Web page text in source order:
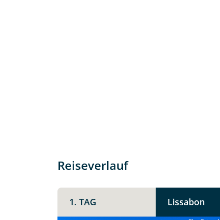
Reiseverlauf
1. TAG Lissabon
Herzlichen Dank für Ihre
mit. Wir prüfen die Verfügbarkeit
Persönliche Daten